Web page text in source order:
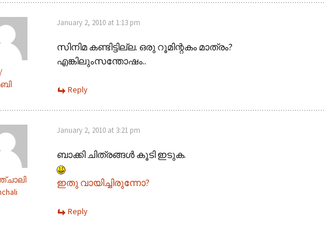
January 2, 2010 at 1:13 pm
സിനിമ കണ്ടിട്ടില്ല. ഒരു റൂമിന്റകം മാത്രം?
എങ്കിലുംസന്തോഷം..
Reply
January 2, 2010 at 3:21 pm
ബാക്കി ചിത്രങ്ങള്‍ കൂടി ഇടുക.
ഇതു വായിച്ചിരുന്നോ?
Reply